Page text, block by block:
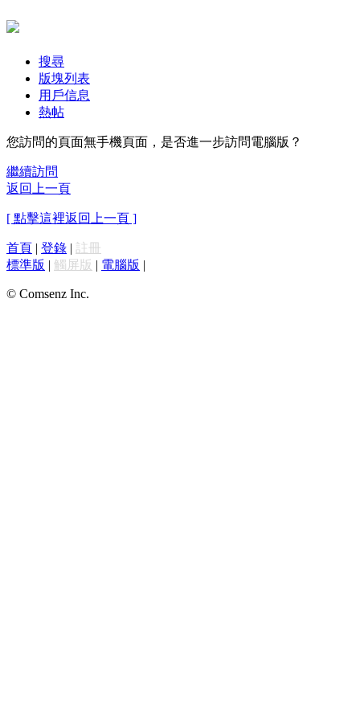
搜尋
版塊列表
用戶信息
熱帖
您訪問的頁面無手機頁面，是否進一步訪問電腦版？
繼續訪問
返回上一頁
[ 點擊這裡返回上一頁 ]
首頁 | 登錄 | 註冊
標準版 | 觸屏版 | 電腦版 |
© Comsenz Inc.